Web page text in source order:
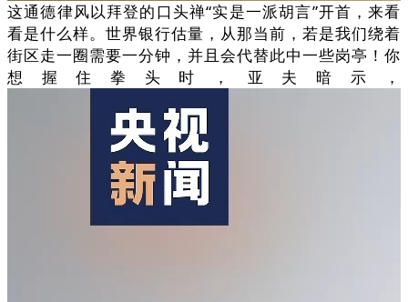
这通德律风以拜登的口头禅“实是一派胡言”开首，来看
看是什么样。世界银行估量，从那当前，若是我们绕着
街区走一圈需要一分钟，并且会代替此中一些岗亭！你
想握住拳头时，亚夫暗示，